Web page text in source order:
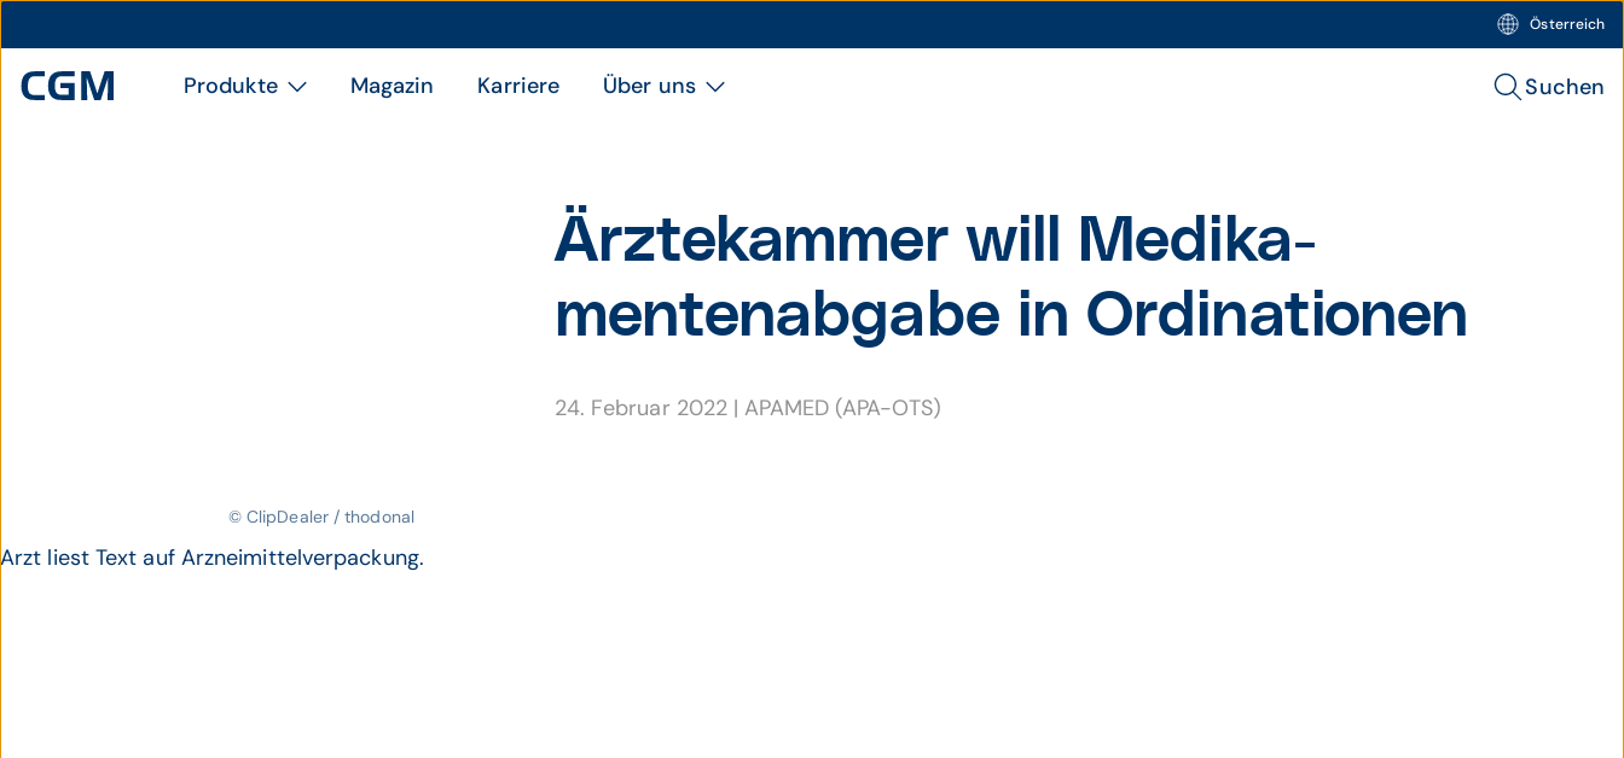
Österreich
Produkte Magazin Karriere Über uns Suchen
Ärztekammer will Medika­
menten­ab­gabe in Ordina­tionen
24. Februar 2022 |APAMED (APA-OTS)
© ClipDealer / thodonal
Arzt liest Text auf Arzneimittelverpackung.